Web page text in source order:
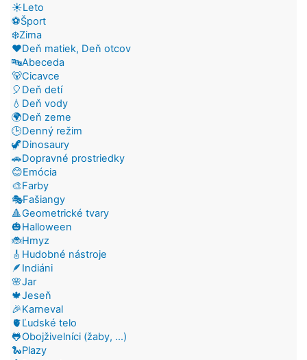
☀️Leto
⚽Šport
❄️Zima
❤️Deň matiek, Deň otcov
🔤Abeceda
🐻Cicavce
🎈Deň detí
💧Deň vody
🌍Deň zeme
🕒Denný režim
🦖Dinosaury
🚗Dopravné prostriedky
😊Emócia
🎨Farby
🎭Fašiangy
🔺Geometrické tvary
🎃Halloween
🐞Hmyz
🎸Hudobné nástroje
🪶Indiáni
🌸Jar
🍁Jeseň
🎉Karneval
🫀Ľudské telo
🐸Obojživelníci (žaby, ...)
🐍Plazy